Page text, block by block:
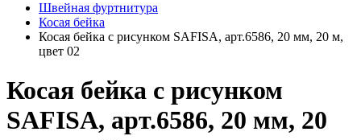
Швейная фуртнитура
Косая бейка
Косая бейка с рисунком SAFISA, арт.6586, 20 мм, 20 м,
цвет 02
Косая бейка с рисунком
SAFISA, арт.6586, 20 мм, 20